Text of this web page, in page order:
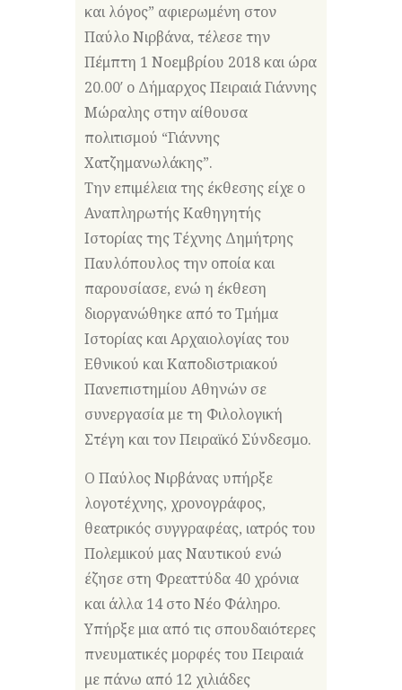
και λόγος” αφιερωμένη στον
Παύλο Νιρβάνα, τέλεσε την
Πέμπτη 1 Νοεμβρίου 2018 και ώρα
20.00′ ο Δήμαρχος Πειραιά Γιάννης
Μώραλης στην αίθουσα
πολιτισμού “Γιάννης
Χατζημανωλάκης”.
Την επιμέλεια της έκθεσης είχε ο
Αναπληρωτής Καθηγητής
Ιστορίας της Τέχνης Δημήτρης
Παυλόπουλος την οποία και
παρουσίασε, ενώ η έκθεση
διοργανώθηκε από το Τμήμα
Ιστορίας και Αρχαιολογίας του
Εθνικού και Καποδιστριακού
Πανεπιστημίου Αθηνών σε
συνεργασία με τη Φιλολογική
Στέγη και τον Πειραϊκό Σύνδεσμο.
Ο Παύλος Νιρβάνας υπήρξε
λογοτέχνης, χρονογράφος,
θεατρικός συγγραφέας, ιατρός του
Πολεμικού μας Ναυτικού ενώ
έζησε στη Φρεαττύδα 40 χρόνια
και άλλα 14 στο Νέο Φάληρο.
Υπήρξε μια από τις σπουδαιότερες
πνευματικές μορφές του Πειραιά
με πάνω από 12 χιλιάδες